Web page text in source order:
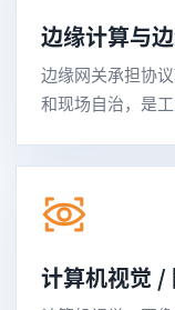
边缘计算与
边缘网关承担协
和现场自治，是
计算机视觉 /